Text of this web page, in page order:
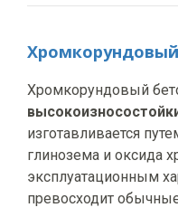
Прочность
на сжатие
МПа ≥
Линейный
Хромкорундовый
изготавливается
глинозема и оксида
эксплуатационным
превосходит